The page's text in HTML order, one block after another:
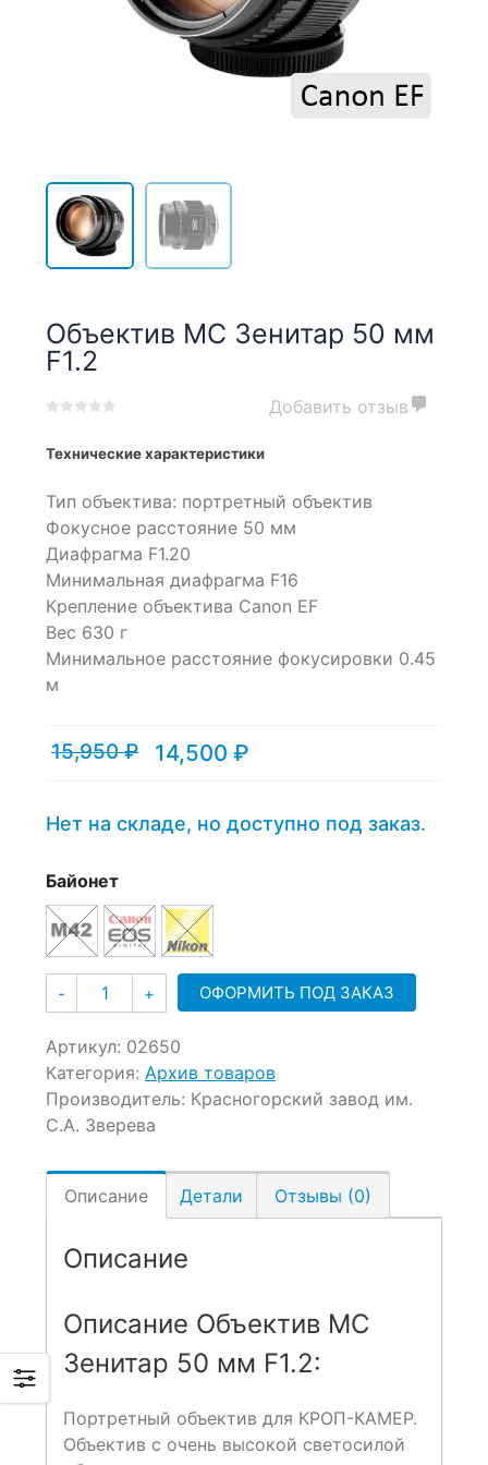
Объектив МС Зенитар 50 мм
F1.2
out
on
customer
ratings
Добавить отзыв
Технические характеристики
Тип объектива: портретный объектив
Фокусное расстояние 50 мм
Диафрагма F1.20
Минимальная диафрагма F16
Крепление объектива Canon EF
Вес 630 г
Минимальное расстояние фокусировки 0.45
м
15,950₽
Первоначальная
15,950 ₽.
14,500 ₽
Текущая
Нет на складе, но доступно под заказ.
Байонет
- Количество
+ ОФОРМИТЬ ПОД ЗАКАЗ
Артикул: 02650
Категория: Архив товаров
Производитель: Красногорский завод им.
С.А. Зверева
Описание Детали Отзывы (0)
Описание
Описание Объектив МС
Зенитар 50 мм F1.2:
Портретный объектив для КРОП-КАМЕР.
Объектив с очень высокой светосилой